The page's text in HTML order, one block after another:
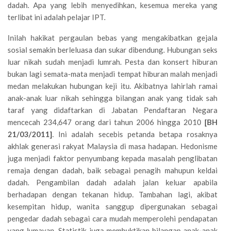
dadah. Apa yang lebih menyedihkan, kesemua mereka yang
terlibat ini adalah pelajar IPT.
Inilah hakikat pergaulan bebas yang mengakibatkan gejala
sosial semakin berleluasa dan sukar dibendung. Hubungan seks
luar nikah sudah menjadi lumrah. Pesta dan konsert hiburan
bukan lagi semata-mata menjadi tempat hiburan malah menjadi
medan melakukan hubungan keji itu. Akibatnya lahirlah ramai
anak-anak luar nikah sehingga bilangan anak yang tidak sah
taraf yang didaftarkan di Jabatan Pendaftaran Negara
mencecah 234,647 orang dari tahun 2006 hingga 2010 [BH
21/03/2011]. Ini adalah secebis petanda betapa rosaknya
akhlak generasi rakyat Malaysia di masa hadapan. Hedonisme
juga menjadi faktor penyumbang kepada masalah penglibatan
remaja dengan dadah, baik sebagai penagih mahupun keldai
dadah. Pengambilan dadah adalah jalan keluar apabila
berhadapan dengan tekanan hidup. Tambahan lagi, akibat
kesempitan hidup, wanita sanggup dipergunakan sebagai
pengedar dadah sebagai cara mudah memperolehi pendapatan